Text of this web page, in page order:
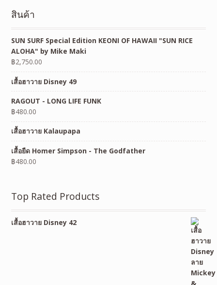
สินค้า
SUN SURF Special Edition KEONI OF HAWAII "SUN RICE
ALOHA" by Mike Maki
฿2,750.00
เสื้อฮาวาย Disney 49
RAGOUT - LONG LIFE FUNK
฿480.00
เสื้อฮาวาย Kalaupapa
เสื้อยืด Homer Simpson - The Godfather
฿480.00
Top Rated Products
เสื้อฮาวาย Disney 42